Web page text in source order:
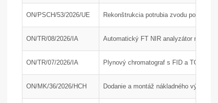
ON/PSCH/53/2026/UE Rekonštrukcia potrubia zvodu popola z
ON/TR/08/2026/IA Automatický FT NIR analyzátor na
ON/TR/07/2026/IA Plynový chromatograf s FID a TCD
ON/MK/36/2026/HCH Dodanie a montáž nákladného výťahu;